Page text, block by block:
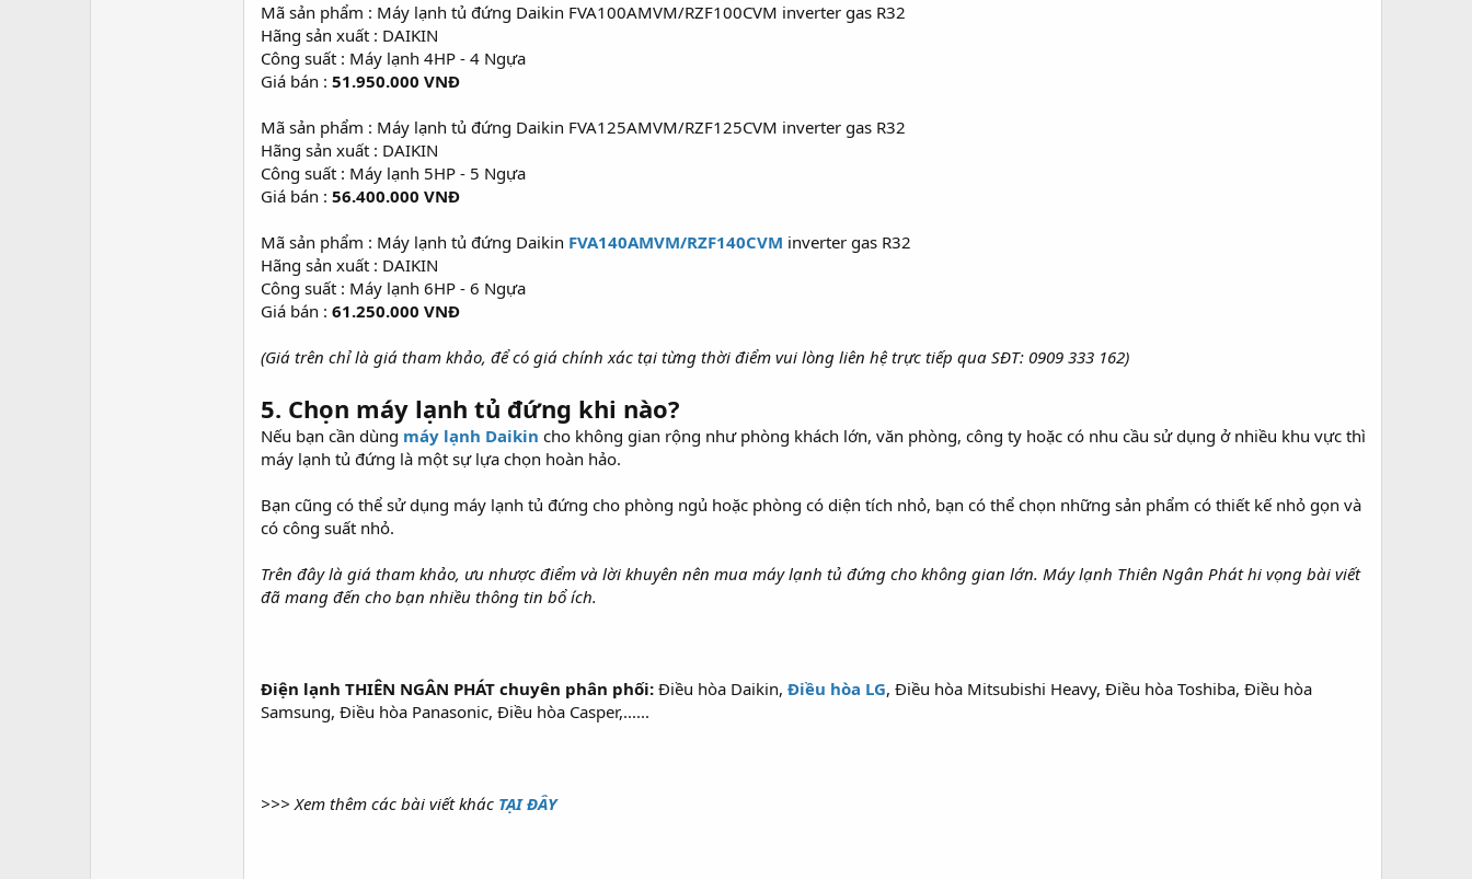
Mã sản phẩm : Máy lạnh tủ đứng Daikin FVA100AMVM/RZF100CVM inverter gas R32
Hãng sản xuất : DAIKIN
Công suất : Máy lạnh 4HP - 4 Ngựa
Giá bán : 51.950.000 VNĐ
Mã sản phẩm : Máy lạnh tủ đứng Daikin FVA125AMVM/RZF125CVM inverter gas R32
Hãng sản xuất : DAIKIN
Công suất : Máy lạnh 5HP - 5 Ngựa
Giá bán : 56.400.000 VNĐ
Mã sản phẩm : Máy lạnh tủ đứng Daikin FVA140AMVM/RZF140CVM inverter gas R32
Hãng sản xuất : DAIKIN
Công suất : Máy lạnh 6HP - 6 Ngựa
Giá bán : 61.250.000 VNĐ
(Giá trên chỉ là giá tham khảo, để có giá chính xác tại từng thời điểm vui lòng liên hệ trực tiếp qua SĐT: 0909 333 162)
5. Chọn máy lạnh tủ đứng khi nào?
Nếu bạn cần dùng máy lạnh Daikin cho không gian rộng như phòng khách lớn, văn phòng, công ty hoặc có nhu cầu sử dụng ở nhiều khu vực thì
máy lạnh tủ đứng là một sự lựa chọn hoàn hảo.
Bạn cũng có thể sử dụng máy lạnh tủ đứng cho phòng ngủ hoặc phòng có diện tích nhỏ, bạn có thể chọn những sản phẩm có thiết kế nhỏ gọn và
có công suất nhỏ.
Trên đây là giá tham khảo, ưu nhược điểm và lời khuyên nên mua máy lạnh tủ đứng cho không gian lớn. Máy lạnh Thiên Ngân Phát hi vọng bài viết
đã mang đến cho bạn nhiều thông tin bổ ích.
Điện lạnh THIÊN NGÂN PHÁT chuyên phân phối: Điều hòa Daikin, Điều hòa LG, Điều hòa Mitsubishi Heavy, Điều hòa Toshiba, Điều hòa
Samsung, Điều hòa Panasonic, Điều hòa Casper,......
>>> Xem thêm các bài viết khác TẠI ĐÂY